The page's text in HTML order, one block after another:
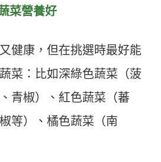
菜營養好
健康，但在挑選時最好能
菜：比如深綠色蔬菜（菠
青椒）、紅色蔬菜（蕃
等）、橘色蔬菜（南